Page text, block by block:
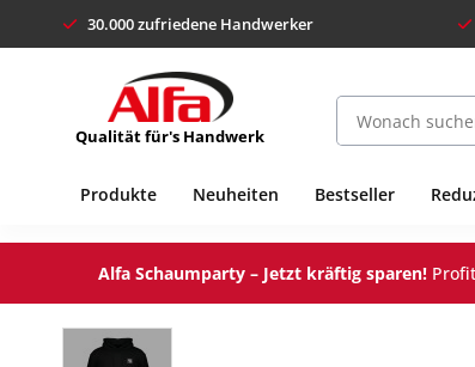
30.000 zufriedene Handwerker
Qualität für's Handwerk
Produkte Neuheiten Bestseller
Alfa Schaumparty – Jetzt kräftig sparen!